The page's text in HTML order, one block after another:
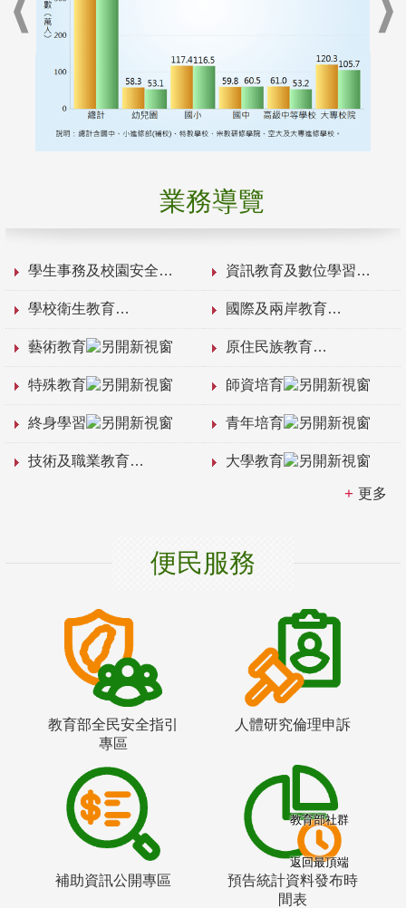
業務導覽
學生事務及校園安全 資訊教育及數位學習
學校衛生教育 國際及兩岸教育
藝術教育 原住民族教育
特殊教育 師資培育
終身學習 青年培育
技術及職業教育 大學教育
更多
便民服務
教育部全民安全指引
專區
人體研究倫理申訴
補助資訊公開專區
預告統計資料發布時
間表
教育部社群
返回最頂端